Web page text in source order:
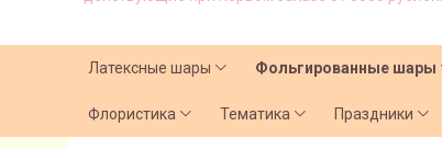
Латексные шары Фольгированные шары
Флористика Тематика Праздники